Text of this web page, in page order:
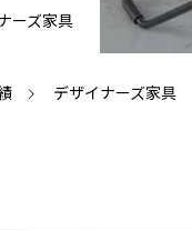
ーズ家具
デザイナーズ家具